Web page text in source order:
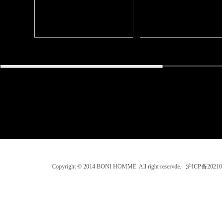
Copyright © 2014 BONI HOMME. All right reservde. 沪ICP备